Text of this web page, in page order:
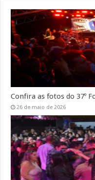
Confira as fotos do 37º
26 de maio de 2026